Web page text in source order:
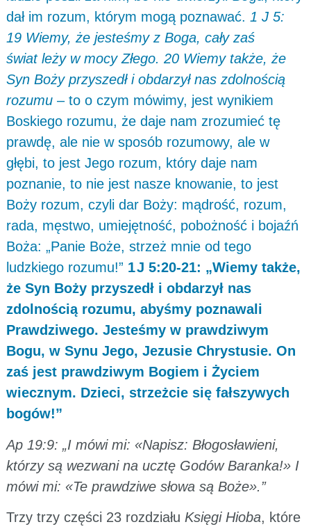
dał im rozum, którym mogą poznawać. 1 J 5:
19 Wiemy, że jesteśmy z Boga, cały zaś
świat leży w mocy Złego. 20 Wiemy także, że
Syn Boży przyszedł i obdarzył nas zdolnością
rozumu– to o czym mówimy, jest wynikiem
Boskiego rozumu, że daje nam zrozumieć tę
prawdę, ale nie w sposób rozumowy, ale w
głębi, to jest Jego rozum, który daje nam
poznanie, to nie jest nasze knowanie, to jest
Boży rozum, czyli dar Boży: mądrość, rozum,
rada, męstwo, umiejętność, pobożność i bojaźń
Boża: „Panie Boże, strzeż mnie od tego
ludzkiego rozumu!” 1 J 5:20-21: „Wiemy także,
że Syn Boży przyszedł i obdarzył nas
zdolnością rozumu, abyśmy poznawali
Prawdziwego. Jesteśmy w prawdziwym
Bogu, w Synu Jego, Jezusie Chrystusie. On
zaś jest prawdziwym Bogiem i Życiem
wiecznym. Dzieci, strzeżcie się fałszywych
bogów!”
Ap 19:9: „I mówi mi: «Napisz: Błogosławieni,
którzy są wezwani na ucztę Godów Baranka!» I
mówi mi: «Te prawdziwe słowa są Boże».”
Trzy trzy części 23 rozdziału Księgi Hioba, które